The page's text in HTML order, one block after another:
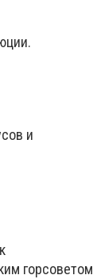
и
горсоветом